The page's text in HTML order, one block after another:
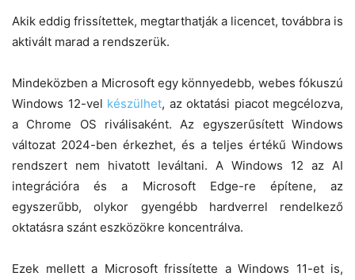
Akik eddig frissítettek, megtarthatják a licencet, továbbra is
aktivált marad a rendszerük.
Mindeközben a Microsoft egy könnyedebb, webes fókuszú
Windows 12-vel készülhet, az oktatási piacot megcélozva,
a Chrome OS riválisaként. Az egyszerűsített Windows
változat 2024-ben érkezhet, és a teljes értékű Windows
rendszert nem hivatott leváltani. A Windows 12 az AI
integrációra és a Microsoft Edge-re építene, az
egyszerűbb, olykor gyengébb hardverrel rendelkező
oktatásra szánt eszközökre koncentrálva.
Ezek mellett a Microsoft frissítette a Windows 11-et is,